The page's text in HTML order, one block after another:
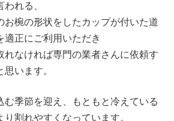
れる、
お椀の形状をしたカップが付いた道
適正にご利用いただき
れなければ専門の業者さんに依頼す
います。
む季節を迎え、もともと冷えている
り割れやすくなっています。